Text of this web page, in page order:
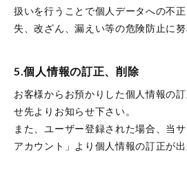
扱いを行うことで個人データへの不
失、改ざん、漏えい等の危険防止に努
5.個人情報の訂正、削除
お客様からお預かりした個人情報の
せ先よりお知らせ下さい。
また、ユーザー登録された場合、当
アカウント」より個人情報の訂正が出